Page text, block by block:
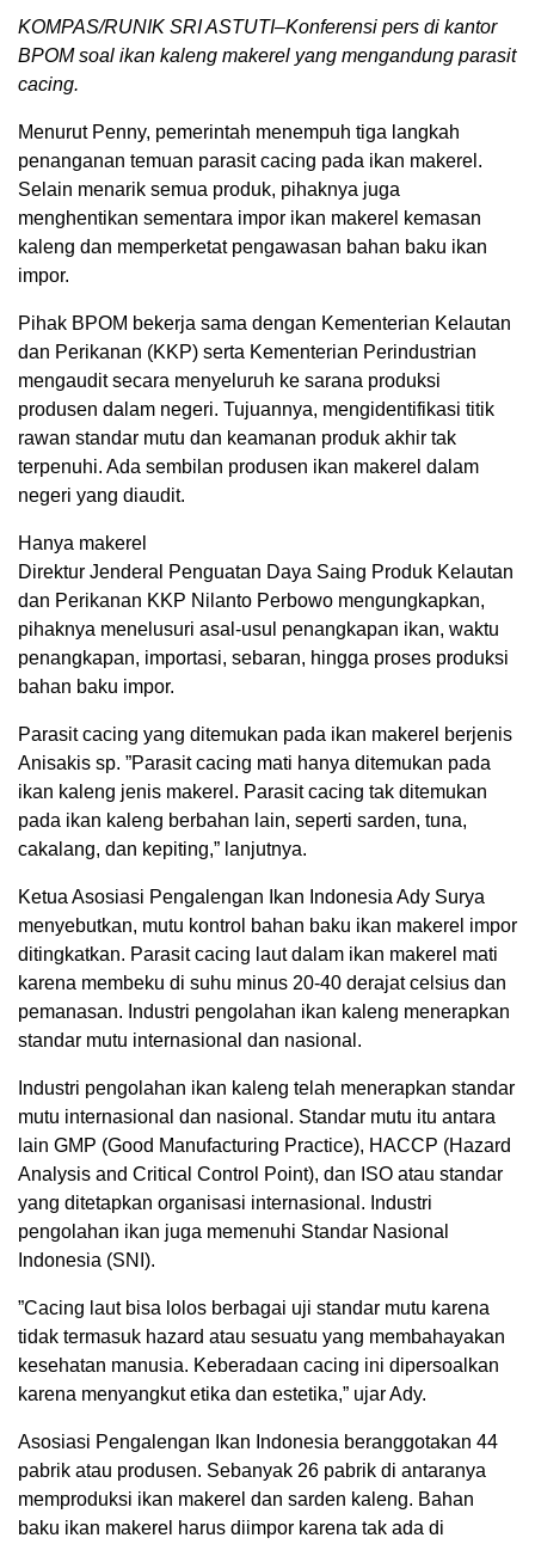
KOMPAS/RUNIK SRI ASTUTI–Konferensi pers di kantor
BPOM soal ikan kaleng makerel yang mengandung parasit
cacing.
Menurut Penny, pemerintah menempuh tiga langkah
penanganan temuan parasit cacing pada ikan makerel.
Selain menarik semua produk, pihaknya juga
menghentikan sementara impor ikan makerel kemasan
kaleng dan memperketat pengawasan bahan baku ikan
impor.
Pihak BPOM bekerja sama dengan Kementerian Kelautan
dan Perikanan (KKP) serta Kementerian Perindustrian
mengaudit secara menyeluruh ke sarana produksi
produsen dalam negeri. Tujuannya, mengidentifikasi titik
rawan standar mutu dan keamanan produk akhir tak
terpenuhi. Ada sembilan produsen ikan makerel dalam
negeri yang diaudit.
Hanya makerel
Direktur Jenderal Penguatan Daya Saing Produk Kelautan
dan Perikanan KKP Nilanto Perbowo mengungkapkan,
pihaknya menelusuri asal-usul penangkapan ikan, waktu
penangkapan, importasi, sebaran, hingga proses produksi
bahan baku impor.
Parasit cacing yang ditemukan pada ikan makerel berjenis
Anisakis sp. ”Parasit cacing mati hanya ditemukan pada
ikan kaleng jenis makerel. Parasit cacing tak ditemukan
pada ikan kaleng berbahan lain, seperti sarden, tuna,
cakalang, dan kepiting,” lanjutnya.
Ketua Asosiasi Pengalengan Ikan Indonesia Ady Surya
menyebutkan, mutu kontrol bahan baku ikan makerel impor
ditingkatkan. Parasit cacing laut dalam ikan makerel mati
karena membeku di suhu minus 20-40 derajat celsius dan
pemanasan. Industri pengolahan ikan kaleng menerapkan
standar mutu internasional dan nasional.
Industri pengolahan ikan kaleng telah menerapkan standar
mutu internasional dan nasional. Standar mutu itu antara
lain GMP (Good Manufacturing Practice), HACCP (Hazard
Analysis and Critical Control Point), dan ISO atau standar
yang ditetapkan organisasi internasional. Industri
pengolahan ikan juga memenuhi Standar Nasional
Indonesia (SNI).
”Cacing laut bisa lolos berbagai uji standar mutu karena
tidak termasuk hazard atau sesuatu yang membahayakan
kesehatan manusia. Keberadaan cacing ini dipersoalkan
karena menyangkut etika dan estetika,” ujar Ady.
Asosiasi Pengalengan Ikan Indonesia beranggotakan 44
pabrik atau produsen. Sebanyak 26 pabrik di antaranya
memproduksi ikan makerel dan sarden kaleng. Bahan
baku ikan makerel harus diimpor karena tak ada di